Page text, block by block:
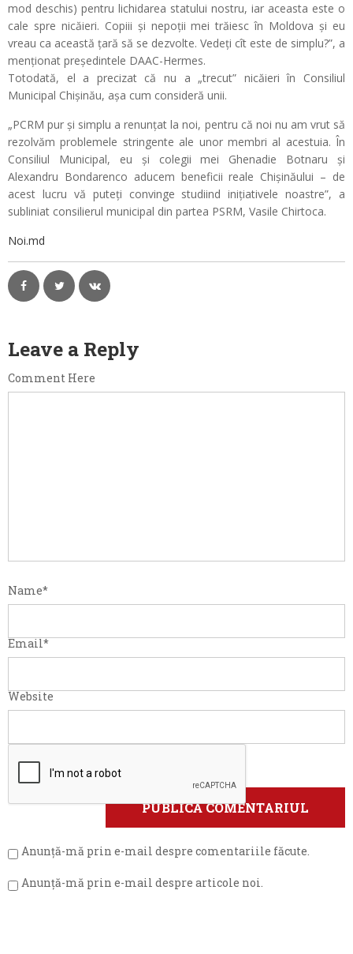
mod deschis) pentru lichidarea statului nostru, iar aceasta este o
cale spre nicăieri. Copiii și nepoții mei trăiesc în Moldova și eu
vreau ca această țară să se dezvolte. Vedeți cît este de simplu?”, a
menționat președintele DAAC-Hermes.
Totodată, el a precizat că nu a „trecut” nicăieri în Consiliul
Municipal Chișinău, așa cum consideră unii.
„PCRM pur și simplu a renunțat la noi, pentru că noi nu am vrut să
rezolvăm problemele stringente ale unor membri al acestuia. În
Consiliul Municipal, eu și colegii mei Ghenadie Botnaru și
Alexandru Bondarenco aducem beneficii reale Chișinăului – de
acest lucru vă puteți convinge studiind inițiativele noastre”, a
subliniat consilierul municipal din partea PSRM, Vasile Chirtoca.
Noi.md
Leave a Reply
Comment Here
Name*
Email*
Website
Anunță-mă prin e-mail despre comentariile făcute.
Anunță-mă prin e-mail despre articole noi.